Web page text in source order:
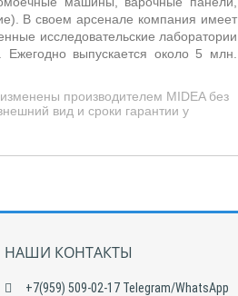
В своем арсенале компания имеет
исследовательские лаборатории
выпускается около 5 млн.
производителем MIDEA без
вид и сроки гарантии у
НАШИ КОНТАКТЫ
+7(959) 509-02-17 Telegram/WhatsApp